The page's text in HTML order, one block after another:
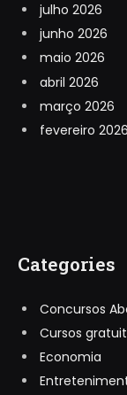
julho 2026
junho 2026
maio 2026
abril 2026
março 2026
fevereiro 2026
Categories
Concursos
Cursos
Economia